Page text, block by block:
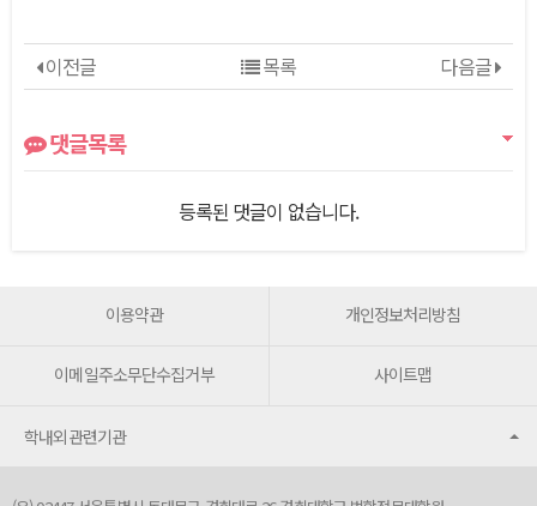
이전글 다음글
목록
댓글목록
등록된 댓글이 없습니다.
이용약관 개인정보처리방침
이메일주소무단수집거부 사이트맵
학내외관련기관